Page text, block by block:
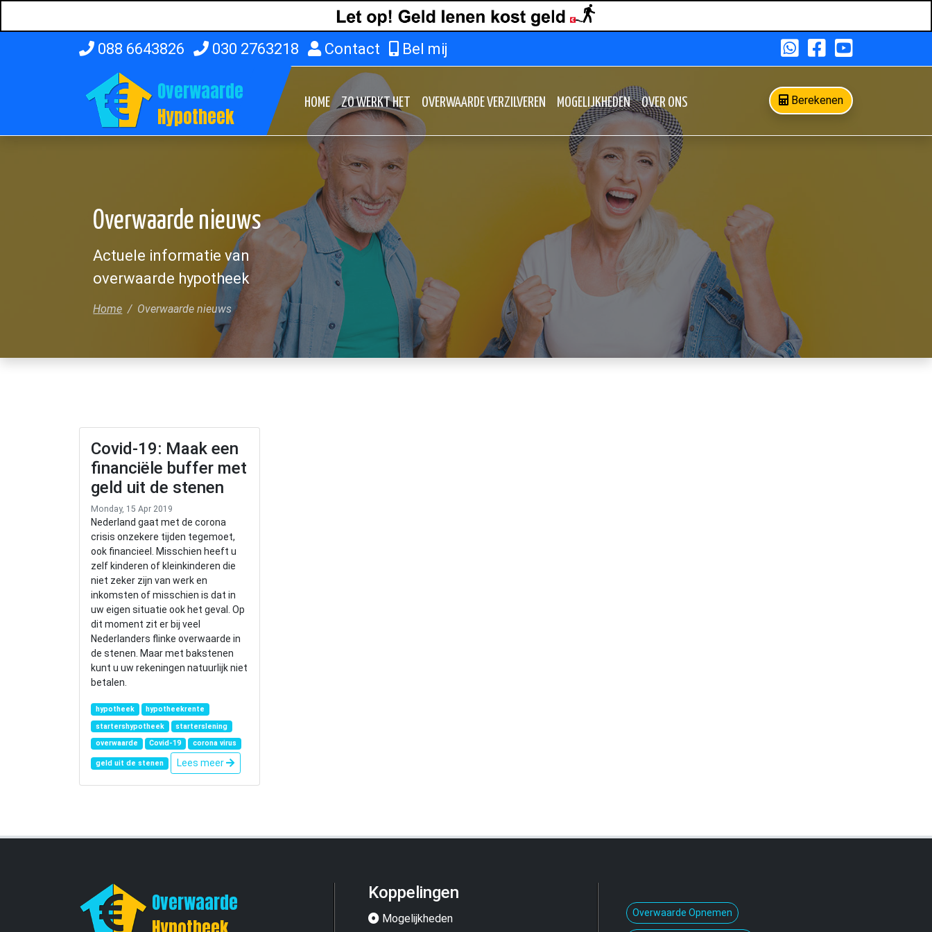
088 6643826 030 2763218 Contact Bel mij
Overwaarde
Hypotheek
HOME
HOME
ZO WERKT HET
ZO WERKT HET
OVERWAARDE VERZILVEREN MOGELIJKHEDEN
MOGELIJKHEDEN
OVER ONS
OVER ONS
Berekenen
Overwaarde nieuws
Actuele informatie van
overwaarde hypotheek
Home Overwaarde nieuws
Covid-19: Maak een
financiële buffer met
geld uit de stenen
Monday, 15 Apr 2019
Nederland gaat met de corona
crisis onzekere tijden tegemoet,
ook financieel. Misschien heeft u
zelf kinderen of kleinkinderen die
niet zeker zijn van werk en
inkomsten of misschien is dat in
uw eigen situatie ook het geval. Op
dit moment zit er bij veel
Nederlanders flinke overwaarde in
de stenen. Maar met bakstenen
kunt u uw rekeningen natuurlijk niet
betalen.
hypotheek
hypotheekrente
startershypotheek
starterslening
overwaarde
Covid-19 corona virus
geld uit de stenen Lees meer
Overwaarde
Koppelingen
Mogelijkheden Overwaarde Opnemen